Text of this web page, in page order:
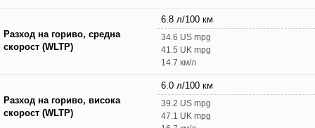
Разход на гориво, средна
скорост (WLTP)
6.8 л/100 км
34.6 US mpg
41.5 UK mpg
14.7 км/л
Разход на гориво, висока
скорост (WLTP)
6.0 л/100 км
39.2 US mpg
47.1 UK mpg